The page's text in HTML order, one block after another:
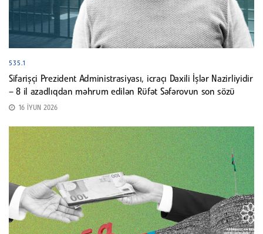
535.1
Sifarişçi Prezident Administrasiyası, icraçı Daxili İşlər Nazirliyidir
– 8 il azadlıqdan məhrum edilən Rüfət Səfərovun son sözü
16 İYUN 2026